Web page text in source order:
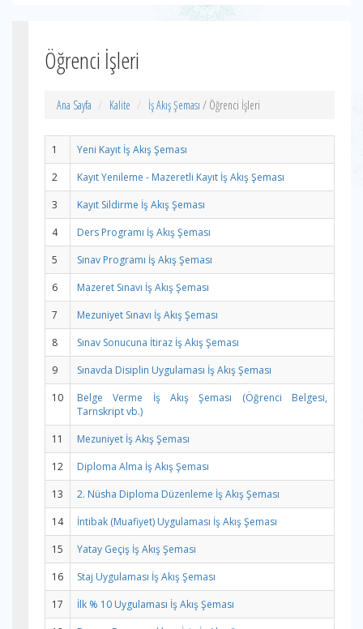
Öğrenci İşleri
Ana Sayfa Kalite İş Akış Şeması / Öğrenci İşleri
1
Yeni Kayıt İş Akış Şeması
2
Kayıt Yenileme - Mazeretli Kayıt İş Akış Şeması
3
Kayıt Sildirme İş Akış Şeması
4
Ders Programı İş Akış Şeması
5
Sınav Programı İş Akış Şeması
6
Mazeret Sınavı İş Akış Şeması
7
Mezuniyet Sınavı İş Akış Şeması
8
Sınav Sonucuna İtiraz İş Akış Şeması
9
Sınavda Disiplin Uygulaması İş Akış Şeması
10
Belge Verme İş Akış Şeması (Öğrenci Belgesi,
Tarnskript vb.)
11
Mezuniyet İş Akış Şeması
12
Diploma Alma İş Akış Şeması
13
2. Nüsha Diploma Düzenleme İş Akış Şeması
14
İntibak (Muafiyet) Uygulaması İş Akış Şeması
15
Yatay Geçiş İş Akış Şeması
16
Staj Uygulaması İş Akış Şeması
17
İlk % 10 Uygulaması İş Akış Şeması